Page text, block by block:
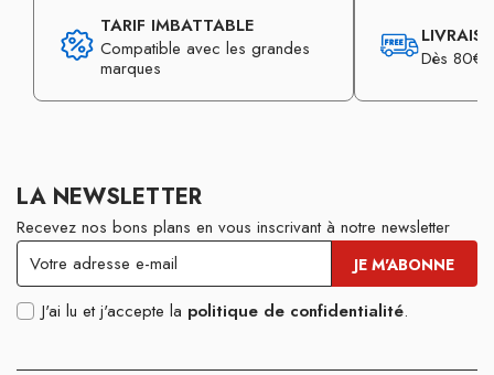
TARIF IMBATTABLE
Compatible avec les grandes
marques
Dès 80€
LA NEWSLETTER
Recevez nos bons plans en vous inscrivant à notre newsletter
J'ai lu et j'accepte la politique de confidentialité.